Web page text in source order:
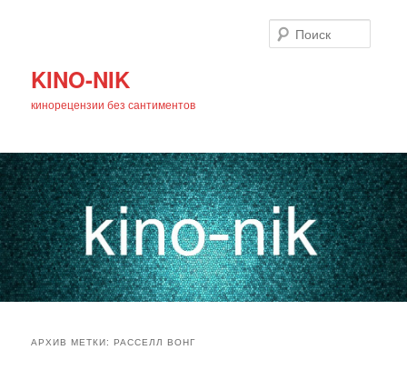
KINO-NIK
кинорецензии без сантиментов
АРХИВ МЕТКИ:РАССЕЛЛ ВОНГ